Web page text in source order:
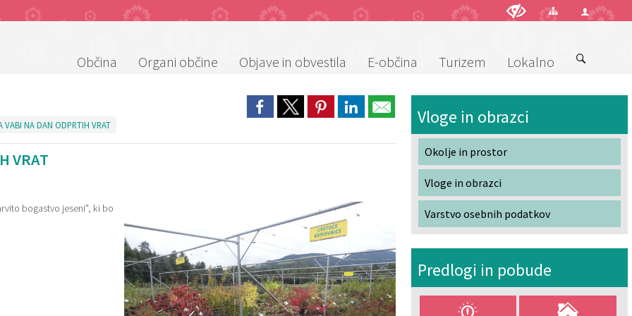
Občina Organi občine Objave in obvestila E-občina Turizem Lokalno
VABI NA DAN ODPRTIH VRAT
VRAT
bogastvo jeseni", ki bo
Vloge in obrazci
Okolje in prostor
Vloge in obrazci
Varstvo osebnih podatkov
Predlogi in pobude